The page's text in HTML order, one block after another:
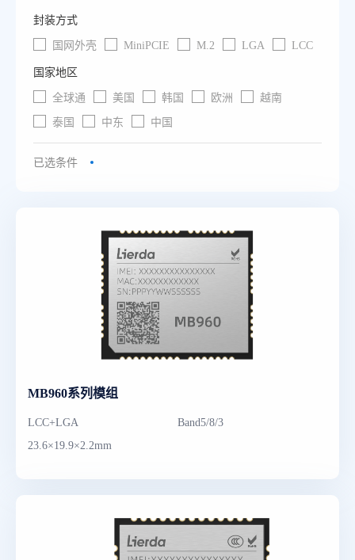
封装方式
国网外壳 MiniPCIE M.2 LGA LCC
国家地区
全球通 美国 韩国 欧洲 越南
泰国 中东 中国
已选条件
MB960系列模组
LCC+LGA
Band5/8/3
23.6×19.9×2.2mm